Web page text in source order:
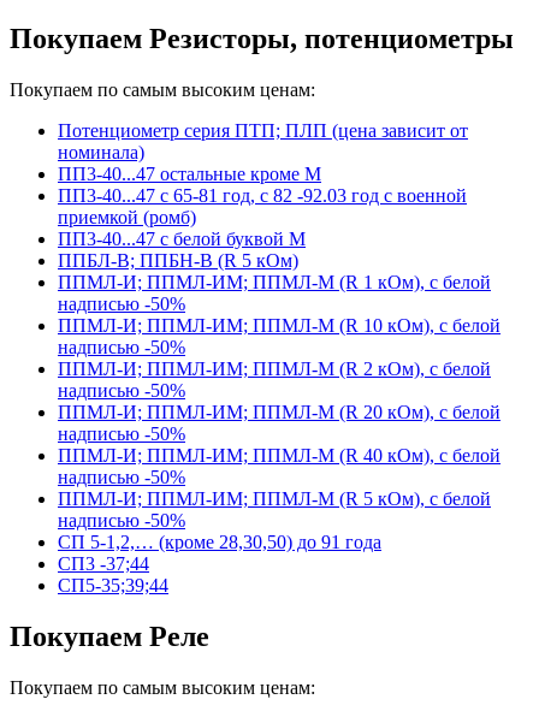
Покупаем Резисторы, потенциометры
Покупаем по самым высоким ценам:
Потенциометр серия ПТП; ПЛП (цена зависит от
номинала)
ПП3-40...47 остальные кроме М
ПП3-40...47 с 65-81 год, с 82 -92.03 год с военной
приемкой (ромб)
ПП3-40...47 с белой буквой М
ППБЛ-В; ППБН-В (R 5 кОм)
ППМЛ-И; ППМЛ-ИМ; ППМЛ-М (R 1 кОм), с белой
надписью -50%
ППМЛ-И; ППМЛ-ИМ; ППМЛ-М (R 10 кОм), с белой
надписью -50%
ППМЛ-И; ППМЛ-ИМ; ППМЛ-М (R 2 кОм), с белой
надписью -50%
ППМЛ-И; ППМЛ-ИМ; ППМЛ-М (R 20 кОм), с белой
надписью -50%
ППМЛ-И; ППМЛ-ИМ; ППМЛ-М (R 40 кОм), с белой
надписью -50%
ППМЛ-И; ППМЛ-ИМ; ППМЛ-М (R 5 кОм), с белой
надписью -50%
СП 5-1,2,… (кроме 28,30,50) до 91 года
СП3 -37;44
СП5-35;39;44
Покупаем Реле
Покупаем по самым высоким ценам: